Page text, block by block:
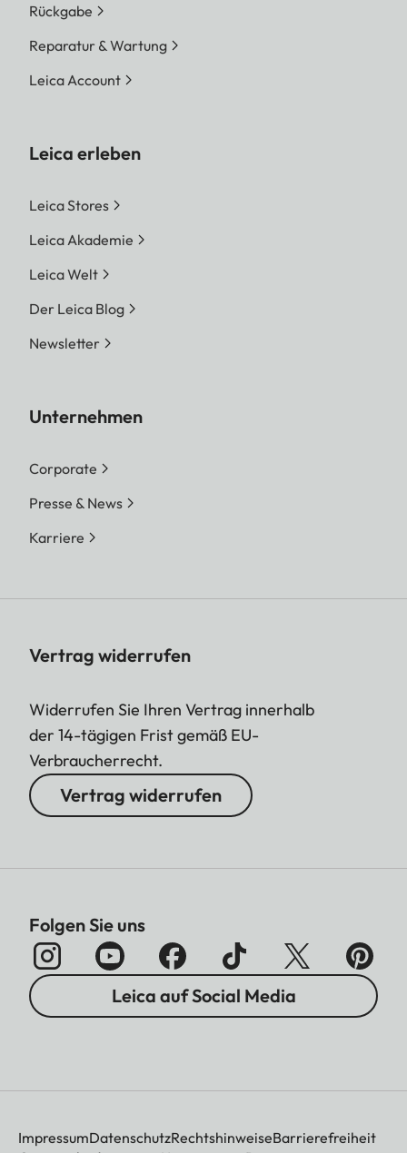
Rückgabe
Reparatur & Wartung
Leica Account
Leica erleben
Leica Stores
Leica Akademie
Leica Welt
Der Leica Blog
Newsletter
Unternehmen
Corporate
Presse & News
Karriere
Vertrag widerrufen
Widerrufen Sie Ihren Vertrag innerhalb
der 14-tägigen Frist gemäß EU-
Verbraucherrecht.
Vertrag widerrufen
Folgen Sie uns
Leica auf Social Media
ImpressumDatenschutzRechtshinweiseBarrierefreiheit